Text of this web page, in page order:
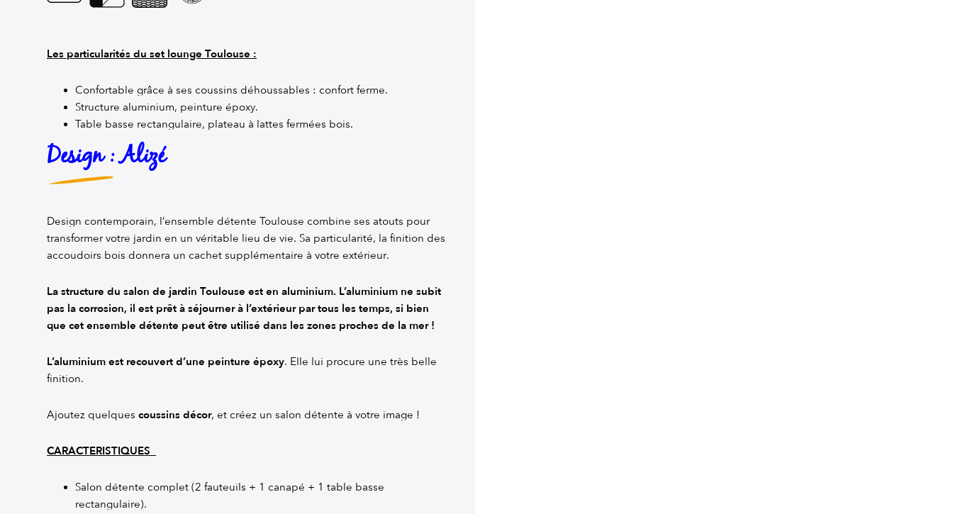
Les particularités du set lounge Toulouse :
Confortable grâce à ses coussins déhoussables : confort ferme.
Structure aluminium, peinture époxy.
Table basse rectangulaire, plateau à lattes fermées bois.
Design : Alizé
Design contemporain, l’ensemble détente Toulouse combine ses atouts pour
transformer votre jardin en un véritable lieu de vie. Sa particularité, la finition des
accoudoirs bois donnera un cachet supplémentaire à votre extérieur.
La structure du salon de jardin Toulouse est en aluminium. L’aluminium ne subit
pas la corrosion, il est prêt à séjourner à l’extérieur par tous les temps, si bien
que cet ensemble détente peut être utilisé dans les zones proches de la mer !
L’aluminium est recouvert d’une peinture époxy. Elle lui procure une très belle
finition.
Ajoutez quelques coussins décor, et créez un salon détente à votre image !
CARACTERISTIQUES
Salon détente complet (2 fauteuils + 1 canapé + 1 table basse
rectangulaire).